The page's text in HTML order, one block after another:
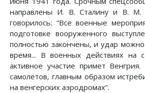
направлены И. В. Сталину и В. М.
говорилось: “Все военные
подготовке вооруженного
полностью закончены, и удар
время... В военных действиях на
активное участие примет Венгрия.
самолетов, главным образом
на венгерских аэродромах”.